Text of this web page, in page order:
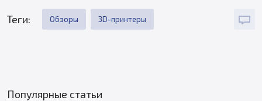
Теги: Обзоры 3D-принтеры
Популярные статьи